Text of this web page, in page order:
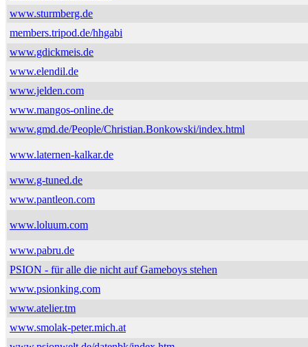
www.sturmberg.de
members.tripod.de/hhgabi
www.gdickmeis.de
www.elendil.de
www.jelden.com
www.mangos-online.de
www.gmd.de/People/Christian.Bonkowski/index.html
www.laternen-kalkar.de
www.g-tuned.de
www.pantleon.com
www.loluum.com
www.pabru.de
PSION - für alle die nicht auf Gameboys stehen
www.psionking.com
www.atelier.tm
www.smolak-peter.mich.at